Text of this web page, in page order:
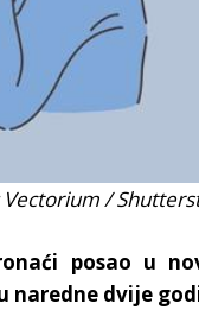
Vectorium /
posao u
naredne dvije